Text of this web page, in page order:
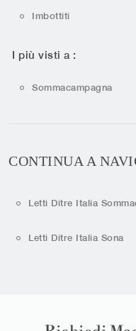
Imbottiti
I più visti a :
Sommacampagna
CONTINUA A
Letti Ditre Italia
Letti Ditre Italia Sona